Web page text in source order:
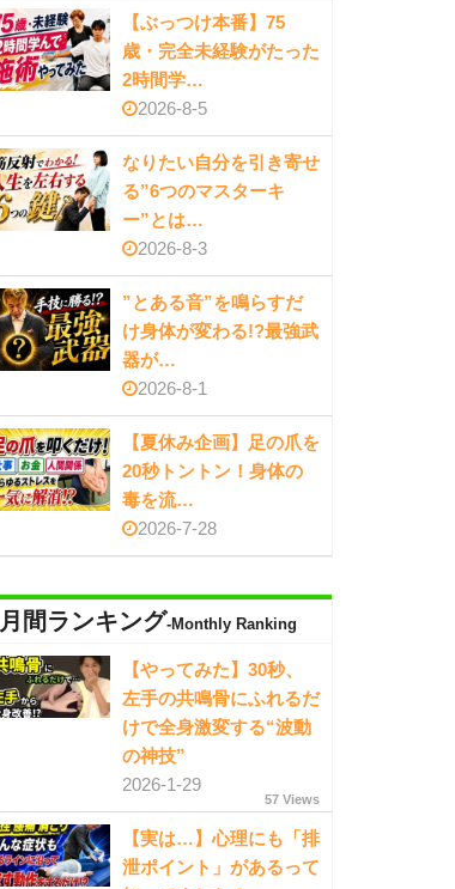
【ぶっつけ本番】75
歳・完全未経験がたった
2時間学…
2026-8-5
なりたい自分を引き寄せ
る”6つのマスターキ
ー”とは…
2026-8-3
”とある音”を鳴らすだ
け身体が変わる!?最強武
器が…
2026-8-1
【夏休み企画】足の爪を
20秒トントン！身体の
毒を流…
2026-7-28
月間ランキング-Monthly Ranking
【やってみた】30秒、
左手の共鳴骨にふれるだ
けで全身激変する“波動
の神技”
2026-1-29
57 Views
【実は…】心理にも「排
泄ポイント」があるって